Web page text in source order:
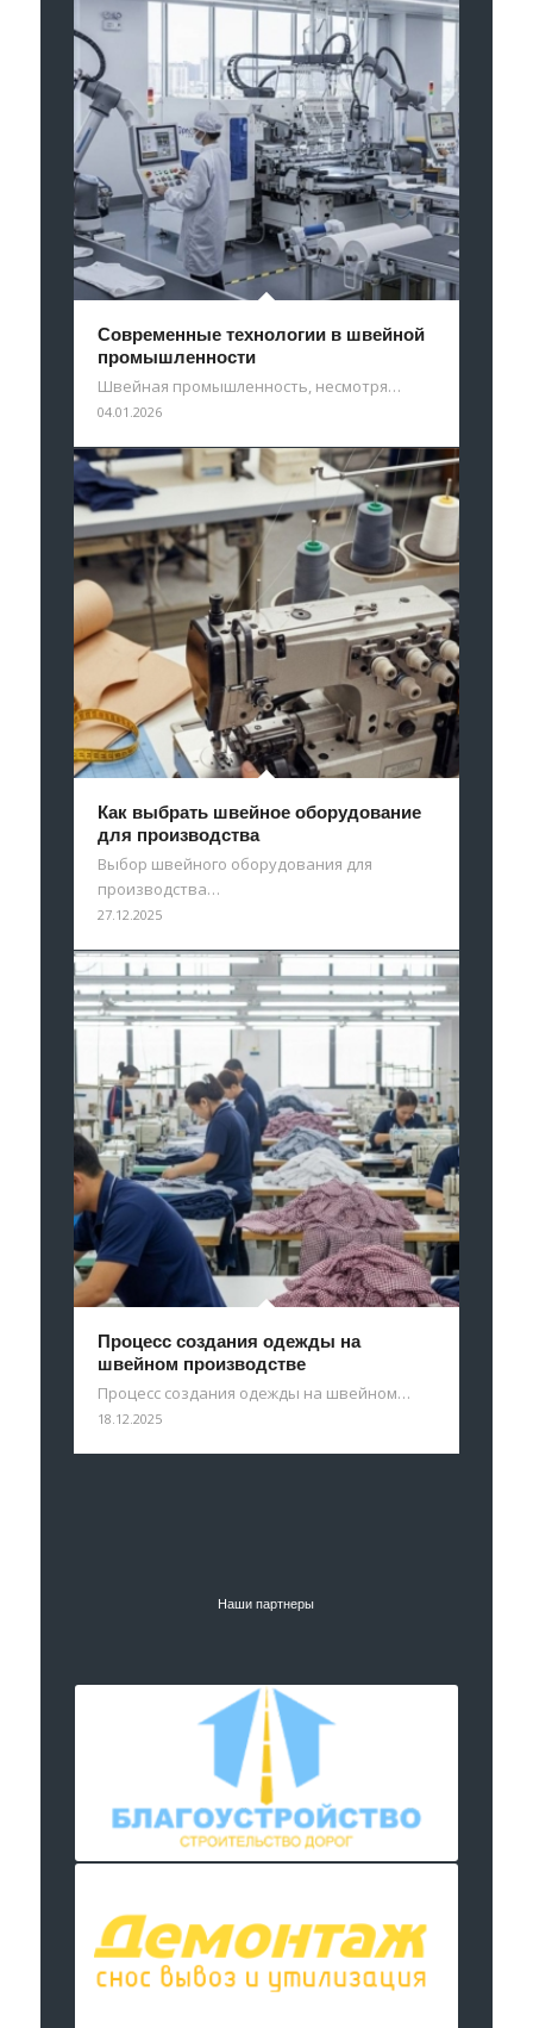
Современные технологии в швейной
промышленности
Швейная промышленность, несмотря…
04.01.2026
Как выбрать швейное оборудование
для производства
Выбор швейного оборудования для
производства…
27.12.2025
Процесс создания одежды на
швейном производстве
Процесс создания одежды на швейном…
18.12.2025
Наши партнеры